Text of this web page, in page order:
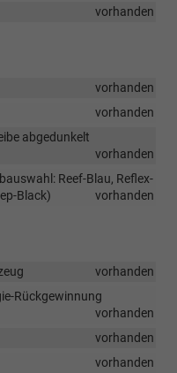
vorhanden
vorhanden
vorhanden
abgedunkelt
vorhanden
Reef-Blau, Reflex-
Black)
vorhanden
vorhanden
Rückgewinnung
vorhanden
vorhanden
vorhanden